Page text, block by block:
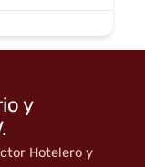
y
Hotelero y